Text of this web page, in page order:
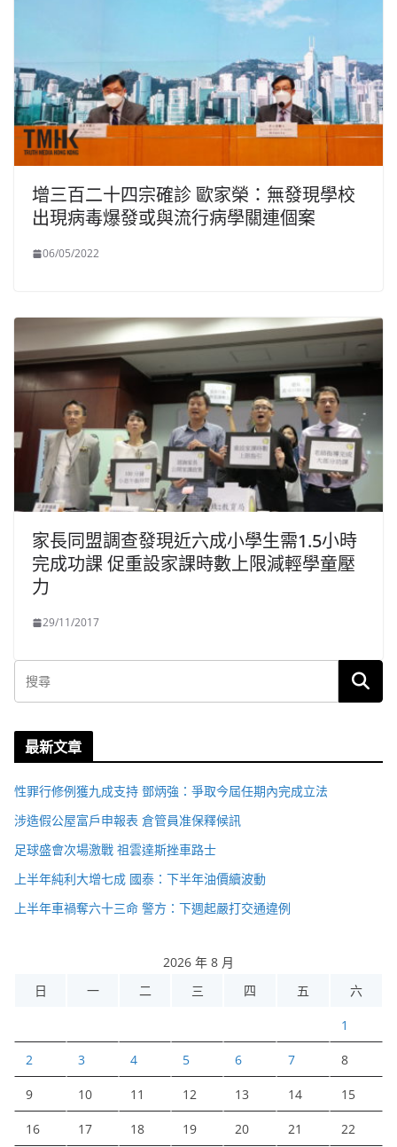
增三百二十四宗確診 歐家榮：無發現學校
出現病毒爆發或與流行病學關連個案
06/05/2022
家長同盟調查發現近六成小學生需1.5小時
完成功課 促重設家課時數上限減輕學童壓
力
29/11/2017
最新文章
性罪行修例獲九成支持 鄧炳強：爭取今屆任期內完成立法
涉造假公屋富戶申報表 倉管員准保釋候訊
足球盛會次場激戰 祖雲達斯挫車路士
上半年純利大增七成 國泰：下半年油價續波動
上半年車禍奪六十三命 警方：下週起嚴打交通違例
2026 年 8 月
日
一 二 三 四 五 六
1
2 3 4 5 6 7 8
9 10 11 12 13 14 15
16 17 18 19 20 21 22